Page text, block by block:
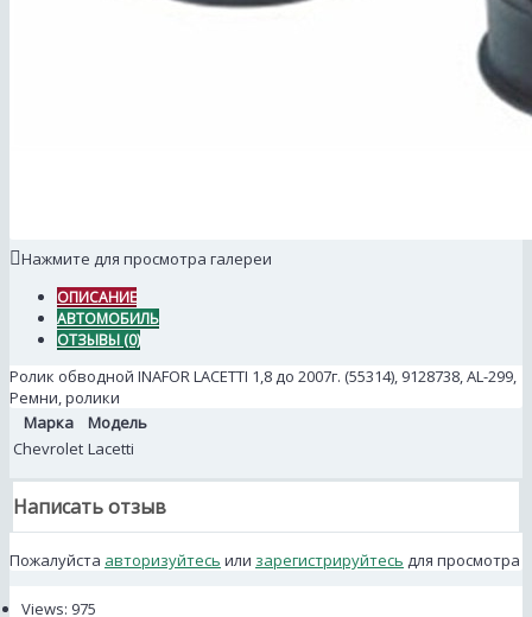
Нажмите для просмотра галереи
ОПИСАНИЕ
АВТОМОБИЛЬ
ОТЗЫВЫ (0)
Ролик обводной INAFOR LACETTI 1,8 до 2007г. (55314), 9128738, AL-299,
Ремни, ролики
Марка
Модель
Chevrolet Lacetti
Написать отзыв
Пожалуйста авторизуйтесь или зарегистрируйтесь для просмотра
Views: 975